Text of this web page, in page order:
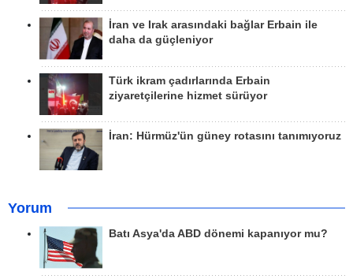
İran ve Irak arasındaki bağlar Erbain ile
daha da güçleniyor
Türk ikram çadırlarında Erbain
ziyaretçilerine hizmet sürüyor
İran: Hürmüz'ün güney rotasını tanımıyoruz
Yorum
Batı Asya'da ABD dönemi kapanıyor mu?